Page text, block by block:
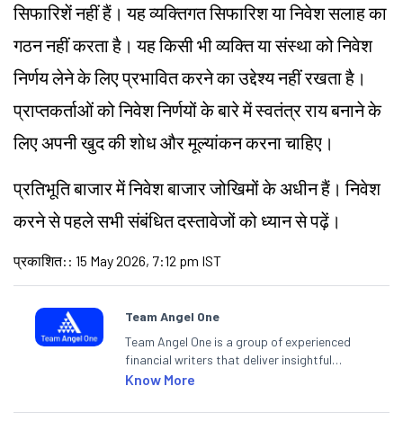
सिफारिशें नहीं हैं। यह व्यक्तिगत सिफारिश या निवेश सलाह का
गठन नहीं करता है। यह किसी भी व्यक्ति या संस्था को निवेश
निर्णय लेने के लिए प्रभावित करने का उद्देश्य नहीं रखता है।
प्राप्तकर्ताओं को निवेश निर्णयों के बारे में स्वतंत्र राय बनाने के
लिए अपनी खुद की शोध और मूल्यांकन करना चाहिए।
प्रतिभूति बाजार में निवेश बाजार जोखिमों के अधीन हैं। निवेश
करने से पहले सभी संबंधित दस्तावेजों को ध्यान से पढ़ें।
प्रकाशित: : 15 May 2026, 7:12 pm IST
Team Angel One
Team Angel One is a group of experienced
financial writers that deliver insightful
articles on the stock market, IPO, economy,
categories.
Know More